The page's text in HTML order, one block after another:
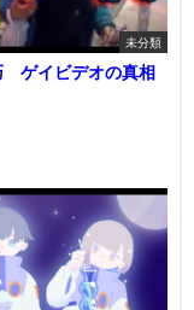
未分類
ゲイビデオの真相